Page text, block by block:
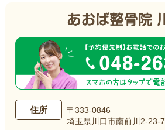
住所
〒333-0846
埼玉県川口市南前川2-23-7